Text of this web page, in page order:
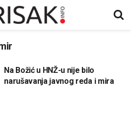
Na Božić u HNŽ-u nije bilo
narušavanja javnog reda i mira